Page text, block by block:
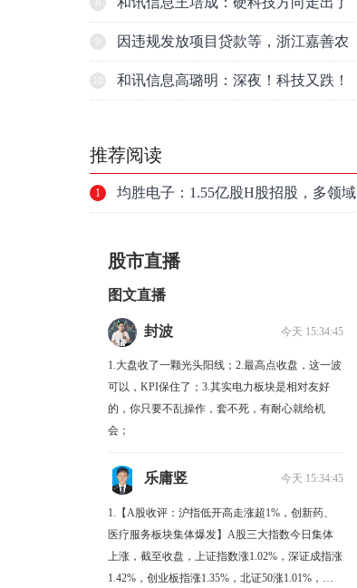
一波力度较强的反弹
因违规发放项目贷款等，浙江嘉善农
村商业银行股份有限公司被罚款230万
和讯信息高璐明：深夜！科技又跌！
推荐阅读
1 均胜电子：1.55亿股H股招股，多领域
股市直播
图文直播
封波 今天 15:34:45
1.大盘收了一颗光头阳线；2.最高点收盘，这一波
可以，KPI保住了；3.其实电力板块是相对友好
的，你只要不乱操作，套不死，有耐心就给机
会；
乐庸竖 今天 15:34:45
1.【A股收评：沪指低开高走涨超1%，创新药、
医疗服务板块集体爆发】A股三大指数今日集体
上涨，截至收盘，上证指数涨1.02%，深证成指涨
1.42%，创业板指涨1.35%，北证50涨1.01%，科